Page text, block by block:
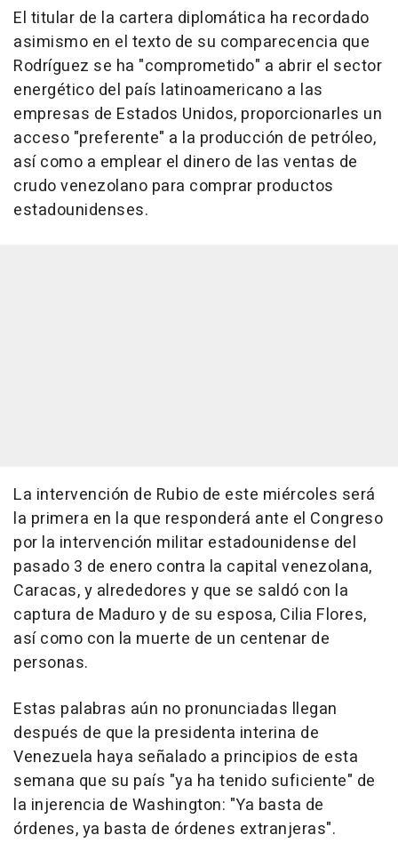
El titular de la cartera diplomática ha recordado
asimismo en el texto de su comparecencia que
Rodríguez se ha "comprometido" a abrir el sector
energético del país latinoamericano a las
empresas de Estados Unidos, proporcionarles un
acceso "preferente" a la producción de petróleo,
así como a emplear el dinero de las ventas de
crudo venezolano para comprar productos
estadounidenses.
La intervención de Rubio de este miércoles será
la primera en la que responderá ante el Congreso
por la intervención militar estadounidense del
pasado 3 de enero contra la capital venezolana,
Caracas, y alrededores y que se saldó con la
captura de Maduro y de su esposa, Cilia Flores,
así como con la muerte de un centenar de
personas.
Estas palabras aún no pronunciadas llegan
después de que la presidenta interina de
Venezuela haya señalado a principios de esta
semana que su país "ya ha tenido suficiente" de
la injerencia de Washington: "Ya basta de
órdenes, ya basta de órdenes extranjeras".